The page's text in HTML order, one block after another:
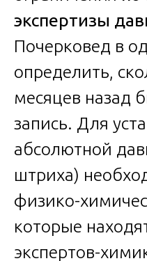
экспертизы
Почерковед в
определить,
месяцев назад
запись. Для
абсолютной
штриха)
физико-
которые
экспертов-